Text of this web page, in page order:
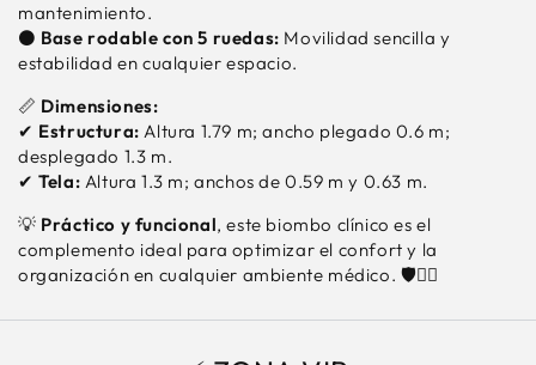
mantenimiento.
⚫ Base rodable con 5 ruedas: Movilidad sencilla y
estabilidad en cualquier espacio.
📏 Dimensiones:
✔ Estructura: Altura 1.79 m; ancho plegado 0.6 m;
desplegado 1.3 m.
✔Tela: Altura 1.3 m; anchos de 0.59 m y 0.63 m.
💡 Práctico y funcional, este biombo clínico es el
complemento ideal para optimizar el confort y la
organización en cualquier ambiente médico. 🛡️👩‍⚕️